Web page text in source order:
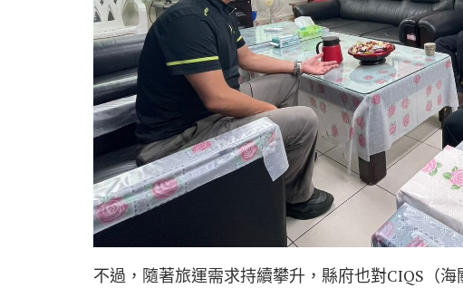
不過，隨著旅運需求持續攀升，縣府也對CIQS（